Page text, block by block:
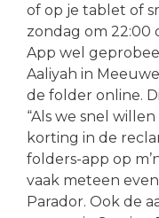
of op je tablet of
zondag om 22:00
App wel
Aaliyah in
de folder online.
“Als we snel
korting in de
folders-app op
vaak meteen
Parador. Ook de